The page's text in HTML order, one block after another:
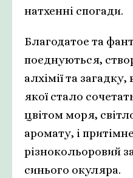
натхенні спогади.
Благодатое та
поєднуються,
алхімії та
якої стало
цвітом моря,
аромату, і
різнокольоровий
синього окуляра.